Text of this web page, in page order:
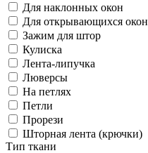
Для наклонных окон
Для открывающихся окон
Зажим для штор
Кулиска
Лента-липучка
Люверсы
На петлях
Петли
Прорези
Шторная лента (крючки)
Тип ткани